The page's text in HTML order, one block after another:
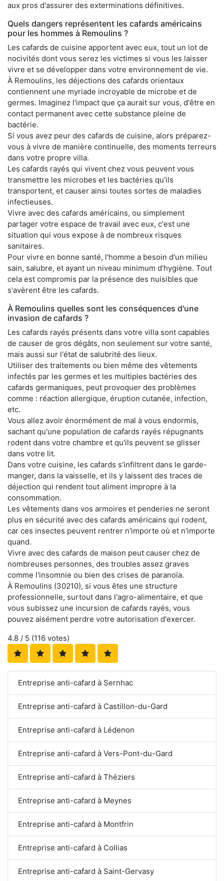
aux pros d'assurer des exterminations définitives.
Quels dangers représentent les cafards américains
pour les hommes à Remoulins ?
Les cafards de cuisine apportent avec eux, tout un lot de
nocivités dont vous serez les victimes si vous les laisser
vivre et se développer dans votre environnement de vie.
À Remoulins, les déjections des cafards orientaux
contiennent une myriade incroyable de microbe et de
germes. Imaginez l'impact que ça aurait sur vous, d'être en
contact permanent avec cette substance pleine de
bactérie.
Si vous avez peur des cafards de cuisine, alors préparez-
vous à vivre de manière continuelle, des moments terreurs
dans votre propre villa.
Les cafards rayés qui vivent chez vous peuvent vous
transmettre les microbes et les bactéries qu'ils
transportent, et causer ainsi toutes sortes de maladies
infectieuses.
Vivre avec des cafards américains, ou simplement
partager votre espace de travail avec eux, c'est une
situation qui vous expose à de nombreux risques
sanitaires.
Pour vivre en bonne santé, l'homme a besoin d'un milieu
sain, salubre, et ayant un niveau minimum d'hygiène. Tout
cela est compromis par la présence des nuisibles que
s'avèrent être les cafards.
À Remoulins quelles sont les conséquences d'une
invasion de cafards ?
Les cafards rayés présents dans votre villa sont capables
de causer de gros dégâts, non seulement sur votre santé,
mais aussi sur l'état de salubrité des lieux.
Utiliser des traitements ou bien même des vêtements
infectés par les germes et les multiples bactéries des
cafards germaniques, peut provoquer des problèmes
comme : réaction allergique, éruption cutanée, infection,
etc.
Vous allez avoir énormément de mal à vous endormis,
sachant qu'une population de cafards rayés répugnants
rodent dans votre chambre et qu'ils peuvent se glisser
dans votre lit.
Dans votre cuisine, les cafards s'infiltrent dans le garde-
manger, dans la vaisselle, et ils y laissent des traces de
déjection qui rendent tout aliment impropre à la
consommation.
Les vêtements dans vos armoires et penderies ne seront
plus en sécurité avec des cafards américains qui rodent,
car ces insectes peuvent rentrer n'importe où et n'importe
quand.
Vivre avec des cafards de maison peut causer chez de
nombreuses personnes, des troubles assez graves
comme l'insomnie ou bien des crises de paranoïa.
À Remoulins (30210), si vous êtes une structure
professionnelle, surtout dans l'agro-alimentaire, et que
vous subissez une incursion de cafards rayés, vous
pouvez aisément perdre votre autorisation d'exercer.
4.8 / 5 (116 votes)
Entreprise anti-cafard à Sernhac
Entreprise anti-cafard à Castillon-du-Gard
Entreprise anti-cafard à Lédenon
Entreprise anti-cafard à Vers-Pont-du-Gard
Entreprise anti-cafard à Théziers
Entreprise anti-cafard à Meynes
Entreprise anti-cafard à Montfrin
Entreprise anti-cafard à Collias
Entreprise anti-cafard à Saint-Gervasy